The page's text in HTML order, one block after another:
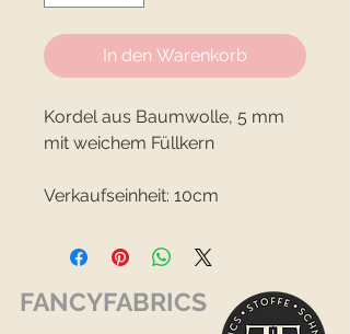
In den Warenkorb
Kordel aus Baumwolle, 5 mm
mit weichem Füllkern
Verkaufseinheit: 10cm
FANCYFABRICS